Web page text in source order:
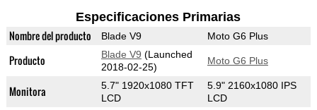
Especificaciones Primarias
Nombre del producto Blade V9 Moto G6 Plus
Producto Blade V9 (Launched
2018-02-25)
Moto G6 Plus
Monitora
5.7" 1920x1080 TFT
LCD
5.9" 2160x1080 IPS
LCD